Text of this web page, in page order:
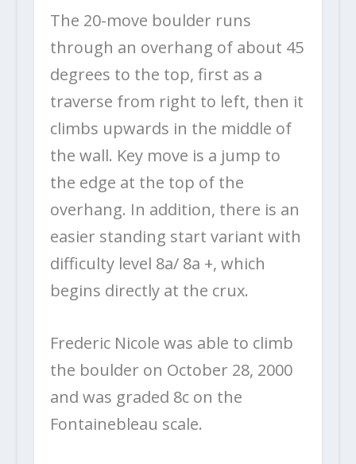
The 20-move boulder runs
through an overhang of about 45
degrees to the top, first as a
traverse from right to left, then it
climbs upwards in the middle of
the wall. Key move is a jump to
the edge at the top of the
overhang. In addition, there is an
easier standing start variant with
difficulty level 8a/ 8a +, which
begins directly at the crux.
Frederic Nicole was able to climb
the boulder on October 28, 2000
and was graded 8c on the
Fontainebleau scale.